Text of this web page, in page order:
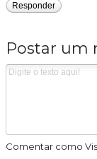
Responder
Postar um
Comentar como